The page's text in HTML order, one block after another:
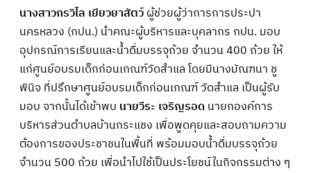
นางสาวกรวิไล เยียวยาสัตว์ผู้ช่วยผู้ว่าการการประปา
นครหลวง (กปน.) นำคณะผู้บริหารและบุคลากร กปน. มอบ
อุปกรณ์การเรียนและน้ำดื่มบรรจุถ้วย จำนวน 400 ถ้วย ให้
แก่ศูนย์อบรมเด็กก่อนเกณฑ์วัดสำแล โดยมีนางมัณฑนา ชู
พินิจ ที่ปรึกษาศูนย์อบรมเด็กก่อนเกณฑ์ วัดสำแล เป็นผู้รับ
มอบ จากนั้นได้เข้าพบ นายวีระ เจริญรอด นายกองค์การ
บริหารส่วนตำบลบ้านกระแชง เพื่อพูดคุยและสอบถามความ
ต้องการของประชาชนในพื้นที่ พร้อมมอบน้ำดื่มบรรจุถ้วย
จำนวน 500 ถ้วย เพื่อนำไปใช้เป็นประโยชน์ในกิจกรรมต่าง ๆ